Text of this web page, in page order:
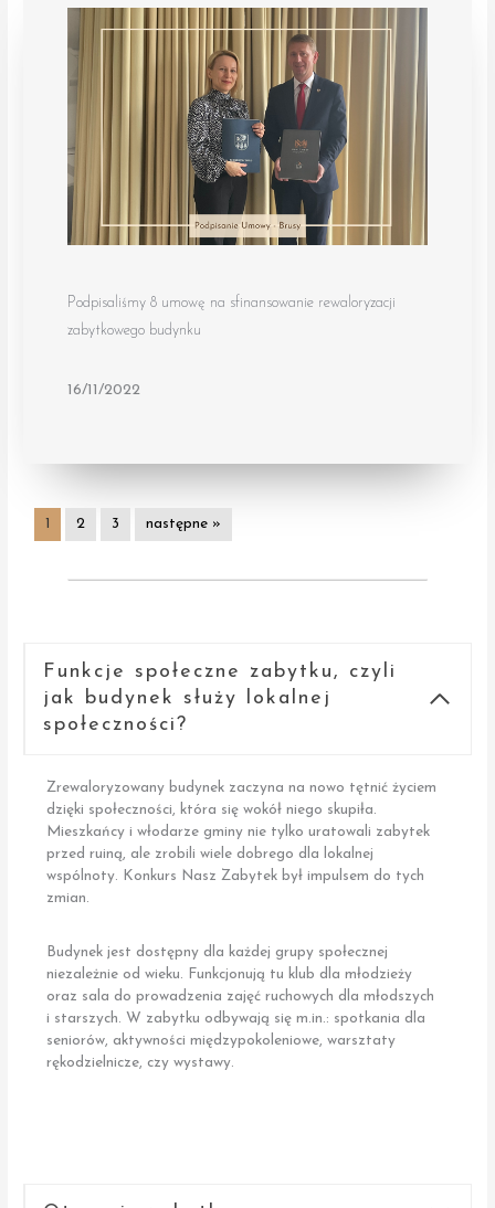
Podpisaliśmy 8 umowę na sfinansowanie rewaloryzacji
zabytkowego budynku
16/11/2022
1 2 3 następne »
Funkcje społeczne zabytku, czyli
jak budynek służy lokalnej
społeczności?
Zrewaloryzowany budynek zaczyna na nowo tętnić życiem
dzięki społeczności, która się wokół niego skupiła.
Mieszkańcy i włodarze gminy nie tylko uratowali zabytek
przed ruiną, ale zrobili wiele dobrego dla lokalnej
wspólnoty. Konkurs Nasz Zabytek był impulsem do tych
zmian.
Budynek jest dostępny dla każdej grupy społecznej
niezależnie od wieku. Funkcjonują tu klub dla młodzieży
oraz sala do prowadzenia zajęć ruchowych dla młodszych
i starszych. W zabytku odbywają się m.in.: spotkania dla
seniorów, aktywności międzypokoleniowe, warsztaty
rękodzielnicze, czy wystawy.